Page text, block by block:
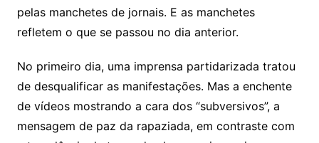
pelas manchetes de jornais. E as manchetes
refletem o que se passou no dia anterior.
No primeiro dia, uma imprensa partidarizada tratou
de desqualificar as manifestações. Mas a enchente
de vídeos mostrando a cara dos “subversivos”, a
mensagem de paz da rapaziada, em contraste com